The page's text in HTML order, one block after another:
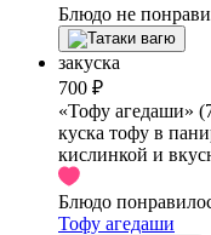
Блюдо не
закуска
700 ₽
«Тофу агедаши»
куска тофу в
кислинкой и
Блюдо
Тофу агедаши